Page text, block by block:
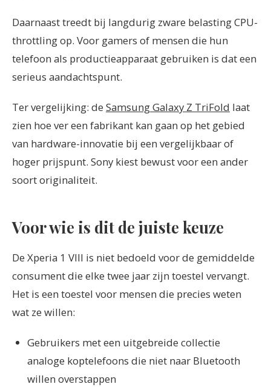
Daarnaast treedt bij langdurig zware belasting CPU-
throttling op. Voor gamers of mensen die hun
telefoon als productieapparaat gebruiken is dat een
serieus aandachtspunt.
Ter vergelijking: de Samsung Galaxy Z TriFold laat
zien hoe ver een fabrikant kan gaan op het gebied
van hardware-innovatie bij een vergelijkbaar of
hoger prijspunt. Sony kiest bewust voor een ander
soort originaliteit.
Voor wie is dit de juiste keuze
De Xperia 1 VIII is niet bedoeld voor de gemiddelde
consument die elke twee jaar zijn toestel vervangt.
Het is een toestel voor mensen die precies weten
wat ze willen:
Gebruikers met een uitgebreide collectie
analoge koptelefoons die niet naar Bluetooth
willen overstappen